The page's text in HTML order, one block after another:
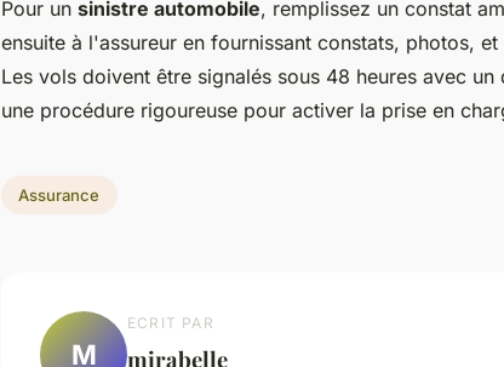
Pour un sinistre automobile, remplissez un constat
ensuite à l'assureur en fournissant constats, photos,
Les vols doivent être signalés sous 48 heures avec
une procédure rigoureuse pour activer la prise en
Assurance
M
ECRIT PAR
mirabelle